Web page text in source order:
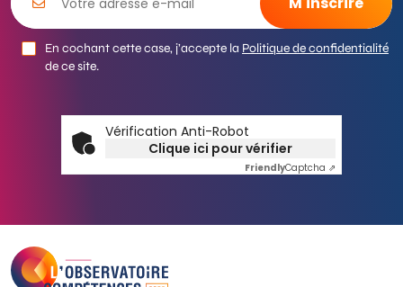
En cochant cette case, j’accepte la Politique de confidentialité
de ce site.
Vérification Anti-Robot
Clique ici pour vérifier
FriendlyCaptcha ⇗